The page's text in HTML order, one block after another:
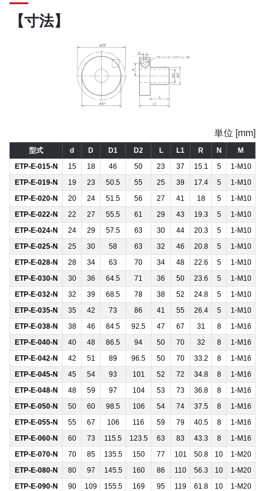
【寸法】
単位 [mm]
型式 d D D1 D2 L L1 R N
M
ETP-E-015-N
15 18 46 50 23 37 15.1 5
1-M10
ETP-E-019-N
19 23 50.5 55 25 39 17.4 5
1-M10
ETP-E-020-N
20 24 51.5 56 27 41 18 5
1-M10
ETP-E-022-N
22 27 55.5 61 29 43 19.3 5
1-M10
ETP-E-024-N
24 29 57.5 63 30 44 20.3 5
1-M10
ETP-E-025-N
25 30 58 63 32 46 20.8 5
1-M10
ETP-E-028-N
28 34 63 70 34 48 22.6 5
1-M10
ETP-E-030-N
30 36 64.5 71 36 50 23.6 5
1-M10
ETP-E-032-N
32 39 68.5 78 38 52 24.8 5
1-M10
ETP-E-035-N
35 42 73 86 41 55 26.4 5
1-M10
ETP-E-038-N
38 46 84.5 92.5 47 67 31 8
1-M16
ETP-E-040-N
40 48 86.5 94 50 70 32 8
1-M16
ETP-E-042-N
42 51 89 96.5 50 70 33.2 8
1-M16
ETP-E-045-N
45 54 93 101 52 72 34.8 8
1-M16
ETP-E-048-N
48 59 97 104 53 73 36.8 8
1-M16
ETP-E-050-N
50 60 98.5 106 54 74 37.5 8
1-M16
ETP-E-055-N
55 67 106 116 59 79 40.5 8
1-M16
ETP-E-060-N
60 73 115.5 123.5 63 83 43.3 8
1-M16
ETP-E-070-N
70 85 135.5 150 77 101 50.8 10
1-M20
ETP-E-080-N
80 97 145.5 160 86 110 56.3 10
1-M20
ETP-E-090-N
90 109 155.5 169 95 119 61.8 10
1-M20